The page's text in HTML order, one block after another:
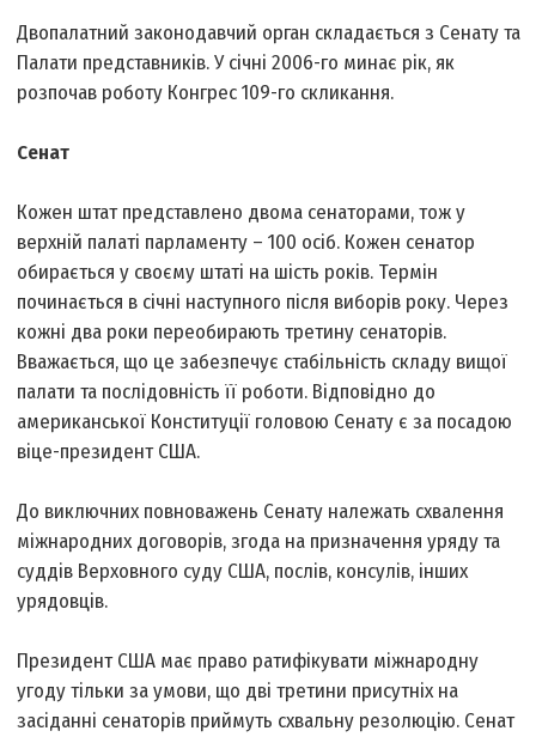
Двопалатний законодавчий орган складається з Сенату та
Палати представників. У січні 2006-го минає рік, як
розпочав роботу Конгрес 109-го скликання.
Сенат
Кожен штат представлено двома сенаторами, тож у
верхній палаті парламенту – 100 осіб. Кожен сенатор
обирається у своєму штаті на шість років. Термін
починається в січні наступного після виборів року. Через
кожні два роки переобирають третину сенаторів.
Вважається, що це забезпечує стабільність складу вищої
палати та послідовність її роботи. Відповідно до
американської Конституції головою Сенату є за посадою
віце-президент США.
До виключних повноважень Сенату належать схвалення
міжнародних договорів, згода на призначення уряду та
суддів Верховного суду США, послів, консулів, інших
урядовців.
Президент США має право ратифікувати міжнародну
угоду тільки за умови, що дві третини присутніх на
засіданні сенаторів приймуть схвальну резолюцію. Сенат